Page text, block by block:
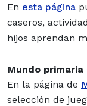
En esta página
caseros,
hijos aprendan
Mundo primaria
En la página de
selección de